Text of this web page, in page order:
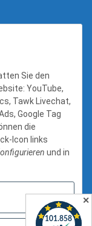
Sie den
YouTube,
Tawk Livechat,
Google Tag
die
Icon links
und in
✕